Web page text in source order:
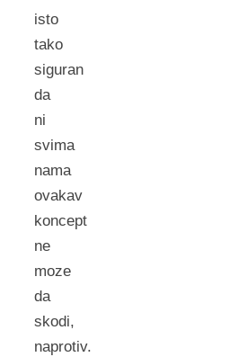
isto
tako
siguran
da
ni
svima
nama
ovakav
koncept
ne
moze
da
skodi,
naprotiv.